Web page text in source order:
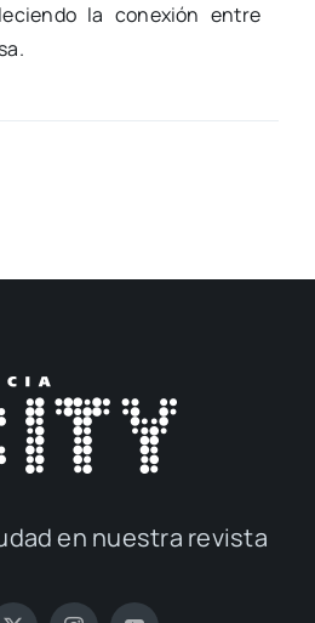
la cone­xión entre
en nues­tra revis­ta